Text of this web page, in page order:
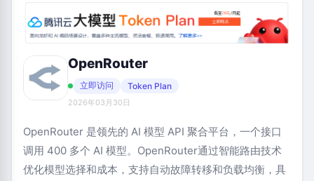
OpenRouter
立即访问 Token Plan
2026年03月30日
OpenRouter 是领先的 AI 模型 API 聚合平台，一个接口
调用 400 多个 AI 模型。OpenRouter通过智能路由技术
优化模型选择和成本，支持自动故障转移和负载均衡，具